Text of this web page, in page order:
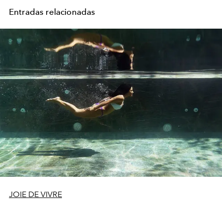
Entradas relacionadas
JOIE DE VIVRE